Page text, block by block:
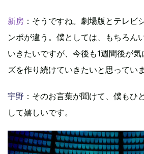
新房 ：そうですね。劇場版とテレビ
ンポが違う。僕としては、もちろん
いきたいですが、今後も1週間後が
ズを作り続けていきたいと思っていま
宇野 ：そのお言葉が聞けて、僕もひ
して嬉しいです。